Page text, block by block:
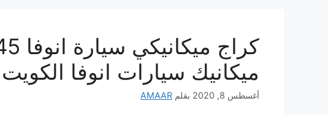
ميكانيك سيارات انوفا الكويت
أغسطس 8, 2020 بقلم AMAAR